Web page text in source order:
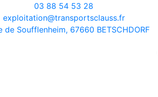
03 88 54 53 28
exploitation@transportsclauss.fr
de Soufflenheim, 67660 BETSCHDORF